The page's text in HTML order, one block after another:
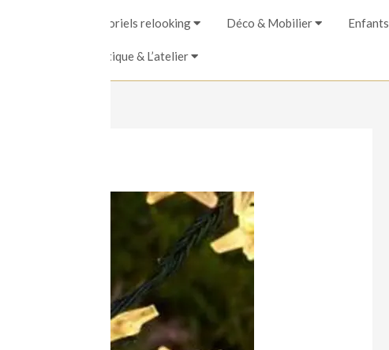
Stages, Ateliers & Tutoriels relooking Déco & Mobilier Enfants
La Boutique & L’atelier